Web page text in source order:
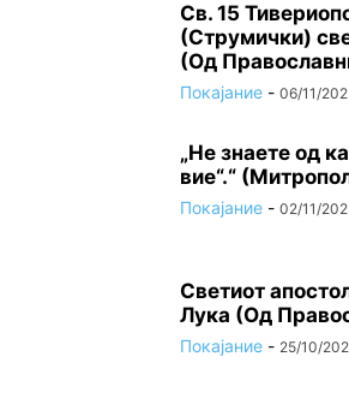
Св. 15
(Струмички)
(Од
Покајание - 06/11/
„Не знаете од
вие“.“
Покајание - 02/11/
Светиот
Лука (Од
Покајание - 25/10/